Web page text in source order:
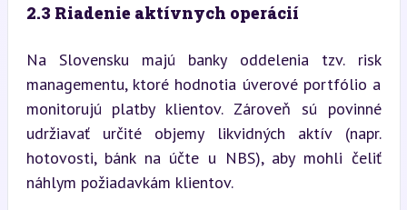
2.3 Riadenie aktívnych operácií
Na Slovensku majú banky oddelenia tzv. risk
managementu, ktoré hodnotia úverové portfólio a
monitorujú platby klientov. Zároveň sú povinné
udržiavať určité objemy likvidných aktív (napr.
hotovosti, bánk na účte u NBS), aby mohli čeliť
náhlym požiadavkám klientov.